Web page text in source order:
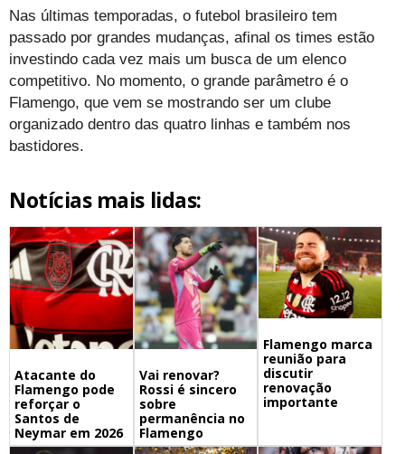
Nas últimas temporadas, o futebol brasileiro tem
passado por grandes mudanças, afinal os times estão
investindo cada vez mais um busca de um elenco
competitivo. No momento, o grande parâmetro é o
Flamengo, que vem se mostrando ser um clube
organizado dentro das quatro linhas e também nos
bastidores.
Notícias mais lidas:
Atacante do
Flamengo pode
reforçar o
Santos de
Neymar em 2026
Vai renovar?
Rossi é sincero
sobre
permanência no
Flamengo
Flamengo marca
reunião para
discutir
renovação
importante